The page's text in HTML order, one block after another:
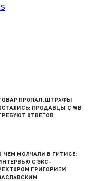
ПРОПАЛ, ШТРАФЫ
ПРОДАВЦЫ С WB
ОТВЕТОВ
ЧЕМ МОЛЧАЛИ В ГИТИСЕ:
С ЭКС-
ГРИГОРИЕМ